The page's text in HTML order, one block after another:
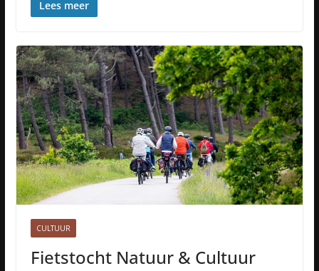
Lees meer
CULTUUR
Fietstocht Natuur & Cultuur